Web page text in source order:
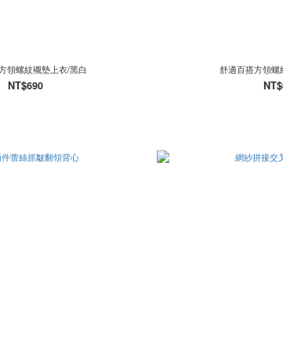
領螺紋襯墊上衣/黑白
NT$690
舒適百搭方領螺